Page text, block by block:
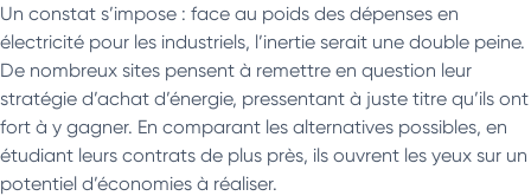
Un constat s’impose : face au poids des dépenses en
électricité pour les industriels, l’inertie serait une double peine.
De nombreux sites pensent à remettre en question leur
stratégie d’achat d’énergie, pressentant à juste titre qu’ils ont
fort à y gagner. En comparant les alternatives possibles, en
étudiant leurs contrats de plus près, ils ouvrent les yeux sur un
potentiel d’économies à réaliser.